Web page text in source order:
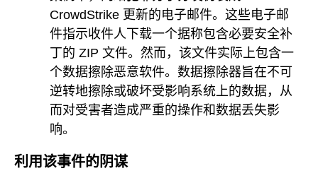
CrowdStrike 更新的电子邮件。这些电子邮
件指示收件人下载一个据称包含必要安全补
丁的 ZIP 文件。然而，该文件实际上包含一
个数据擦除恶意软件。数据擦除器旨在不可
逆转地擦除或破坏受影响系统上的数据，从
而对受害者造成严重的操作和数据丢失影
响。
利用该事件的阴谋